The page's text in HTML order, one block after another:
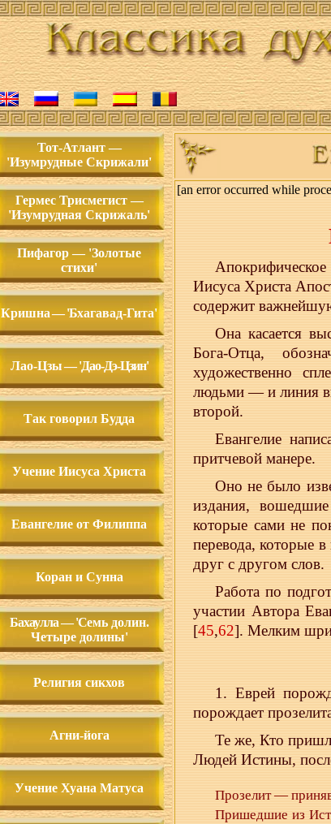
Тот-Атлант —
'Изумрудные Скрижали'
Гермес Трисмегист —
'Изумрудная Скрижаль'
Пифагор — 'Золотые
стихи'
Кришна — 'Бхагавад-Гита'
Лао-Цзы — 'Дао-Дэ-Цзин'
Так говорил Будда
Учение Иисуса Христа
Евангелие от Филиппа
Коран и Сунна
Бахаулла — 'Семь долин.
Четыре долины'
Религия сикхов
Агни-йога
Учение Хуана Матуса
[an error occurred while
Иисуса Христа
содержит
Она касается
Бога-Отца,
художественно
людьми — и линия
второй.
Евангелие
притчевой манере.
Оно не было
издания,
которые сами не
перевода, которые
друг с другом слов.
Работа по
участии Автора
[45,62]. Мелким
1. Еврей
порождает
Те же, Кто
Людей Истины,
Прозелит —
Пришедшие из